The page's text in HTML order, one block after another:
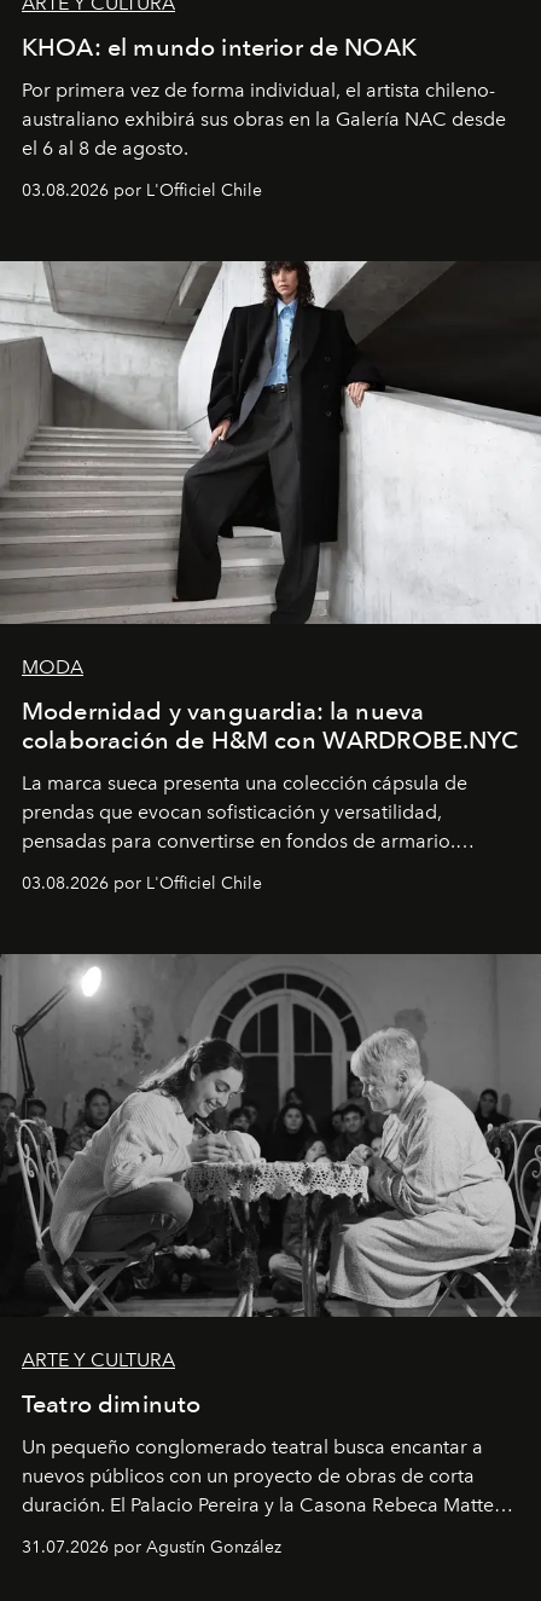
KHOA: el mundo interior de NOAK
Por primera vez de forma individual, el artista chileno-
australiano exhibirá sus obras en la Galería NAC desde
el 6 al 8 de agosto.
03.08.2026 por L'Officiel Chile
MODA
Modernidad y vanguardia: la nueva
colaboración de H&M con WARDROBE.NYC
La marca sueca presenta una colección cápsula de
prendas que evocan sofisticación y versatilidad,
pensadas para convertirse en fondos de armario.
Disponible en Chile desde el 6 de agosto.
03.08.2026 por L'Officiel Chile
ARTE Y CULTURA
Teatro diminuto
Un pequeño conglomerado teatral busca encantar a
nuevos públicos con un proyecto de obras de corta
duración. El Palacio Pereira y la Casona Rebeca Matte
son algunos de los lugares que han albergado estas
miniobras. Sus puestas en escena son limpias; ponen el
31.07.2026 por Agustín González